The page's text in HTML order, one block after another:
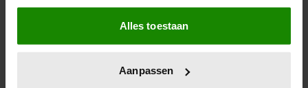
Als u het toestaat, willen we ook graag:
Informatie verzamelen over uw geografische
locatie, die tot een paar meter nauwkeurig kan zijn
scannen op specifieke eigenschappen (fingerprinting)
Alles toestaan
Aanpassen
COMPLEET NA WORLDPRIDE-SHOW